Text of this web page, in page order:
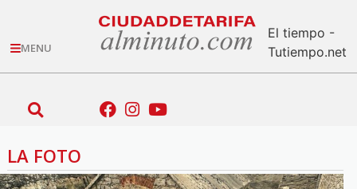
MENU
El tiempo -
Tutiempo.net
LA FOTO